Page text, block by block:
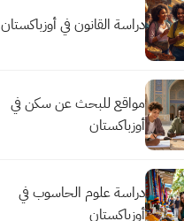
دراسة القانون في أوزباكستان
مواقع للبحث عن سكن في
أوزباكستان
دراسة علوم الحاسوب في
أوزباكستان